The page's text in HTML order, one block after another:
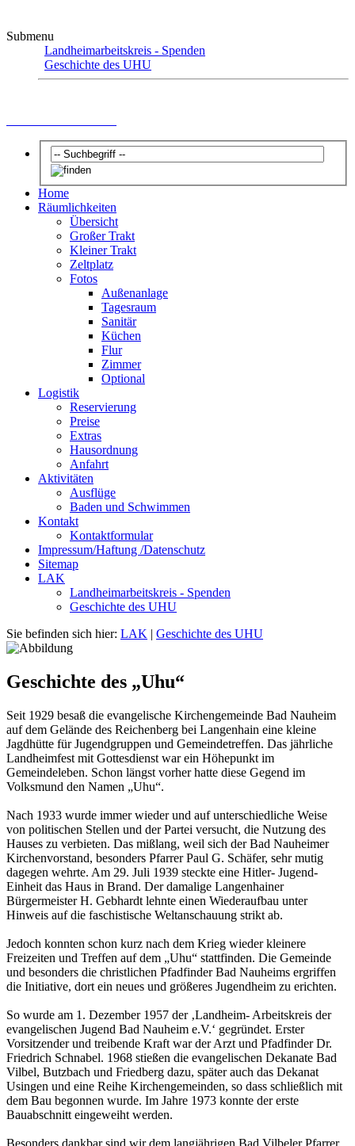
Submenu
Landheimarbeitskreis - Spenden
Geschichte des UHU
Home
Räumlichkeiten
Übersicht
Großer Trakt
Kleiner Trakt
Zeltplatz
Fotos
Außenanlage
Tagesraum
Sanitär
Küchen
Flur
Zimmer
Optional
Logistik
Reservierung
Preise
Extras
Hausordnung
Anfahrt
Aktivitäten
Ausflüge
Baden und Schwimmen
Kontakt
Kontaktformular
Impressum/Haftung /Datenschutz
Sitemap
LAK
Landheimarbeitskreis - Spenden
Geschichte des UHU
Sie befinden sich hier: LAK | Geschichte des UHU
Geschichte des „Uhu“
Seit 1929 besaß die evangelische Kirchengemeinde Bad Nauheim
auf dem Gelände des Reichenberg bei Langenhain eine kleine
Jagdhütte für Jugendgruppen und Gemeindetreffen. Das jährliche
Landheimfest mit Gottesdienst war ein Höhepunkt im
Gemeindeleben. Schon längst vorher hatte diese Gegend im
Volksmund den Namen „Uhu“.
Nach 1933 wurde immer wieder und auf unterschiedliche Weise
von politischen Stellen und der Partei versucht, die Nutzung des
Hauses zu verbieten. Das mißlang, weil sich der Bad Nauheimer
Kirchenvorstand, besonders Pfarrer Paul G. Schäfer, sehr mutig
dagegen wehrte. Am 29. Juli 1939 steckte eine Hitler- Jugend-
Einheit das Haus in Brand. Der damalige Langenhainer
Bürgermeister H. Gebhardt lehnte einen Wiederaufbau unter
Hinweis auf die faschistische Weltanschauung strikt ab.
Jedoch konnten schon kurz nach dem Krieg wieder kleinere
Freizeiten und Treffen auf dem „Uhu“ stattfinden. Die Gemeinde
und besonders die christlichen Pfadfinder Bad Nauheims ergriffen
die Initiative, dort ein neues und größeres Jugendheim zu erichten.
So wurde am 1. Dezember 1957 der ‚Landheim- Arbeitskreis der
evangelischen Jugend Bad Nauheim e.V.‘ gegründet. Erster
Vorsitzender und treibende Kraft war der Arzt und Pfadfinder Dr.
Friedrich Schnabel. 1968 stießen die evangelischen Dekanate Bad
Vilbel, Butzbach und Friedberg dazu, später auch das Dekanat
Usingen und eine Reihe Kirchengemeinden, so dass schließlich mit
dem Bau begonnen wurde. Im Jahre 1973 konnte der erste
Bauabschnitt eingeweiht werden.
Besonders dankbar sind wir dem langjährigen Bad Vilbeler Pfarrer